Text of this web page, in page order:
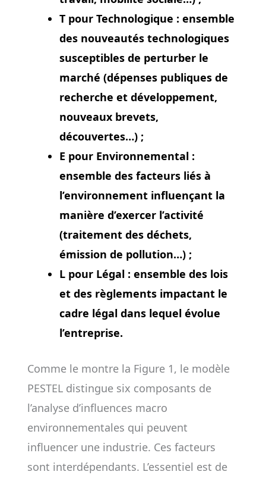
T pour Technologique : ensemble
des nouveautés technologiques
susceptibles de perturber le
marché (dépenses publiques de
recherche et développement,
nouveaux brevets,
découvertes…) ;
E pour Environnemental :
ensemble des facteurs liés à
l’environnement influençant la
manière d’exercer l’activité
(traitement des déchets,
émission de pollution…) ;
L pour Légal : ensemble des lois
et des règlements impactant le
cadre légal dans lequel évolue
l’entreprise.
Comme le montre la Figure 1, le modèle
PESTEL distingue six composants de
l’analyse d’influences macro
environnementales qui peuvent
influencer une industrie. Ces facteurs
sont interdépendants. L’essentiel est de